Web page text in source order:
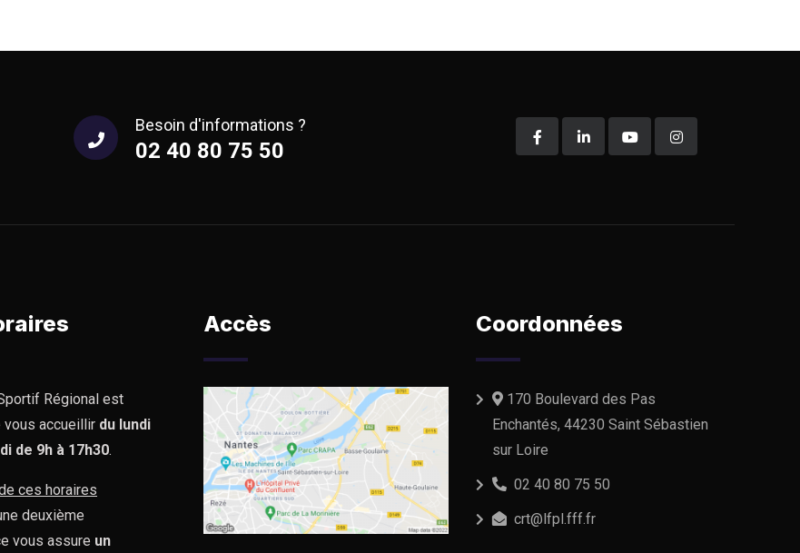
Besoin d'informations ?
02 40 80 75 50
Régional est
vous accueillir du lundi
de 9h à 17h30.
ces horaires
deuxième
vous assure un
Accès Coordonnées
170 Boulevard des Pas
Enchantés, 44230 Saint Sébastien
sur Loire
02 40 80 75 50
crt@lfpl.fff.fr